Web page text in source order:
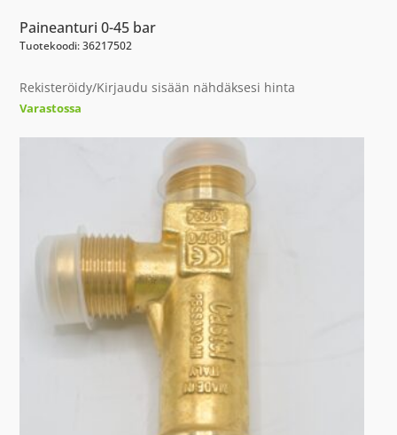
Paineanturi 0-45 bar
Tuotekoodi: 36217502
Rekisteröidy/Kirjaudu sisään nähdäksesi hinta
Varastossa